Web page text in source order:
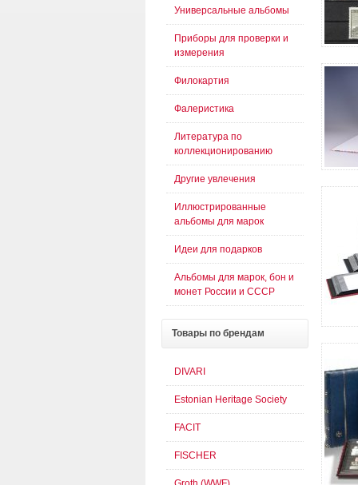
Универсальные альбомы
Приборы для проверки и
измерения
Филокартия
Фалеристика
Литература по
коллекционированию
Другие увлечения
Иллюстрированные
альбомы для марок
Идеи для подарков
Альбомы для марок, бон и
монет России и СССР
Товары по брендам
DIVARI
Estonian Heritage Society
FACIT
FISCHER